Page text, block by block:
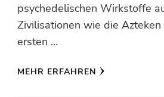
psychedelischen Wirkstoffe
Zivilisationen wie die
ersten …
MEHR ERFAHREN